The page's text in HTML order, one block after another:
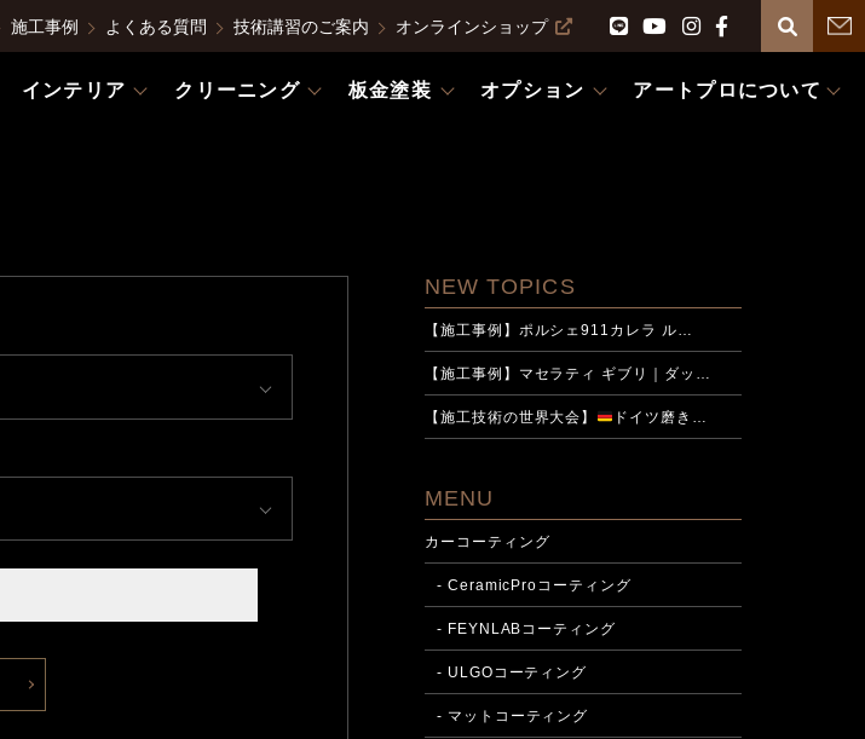
施工事例 よくある質問 技術講習のご案内 オンラインショップ
インテリア クリーニング 板金塗装 オプション アートプロについて
NEW TOPICS
【施工事例】ポルシェ911カレラ ル…
【施工事例】マセラティ ギブリ｜ダッ…
【施工技術の世界大会】 ドイツ磨き…
MENU
カーコーティング
- CeramicProコーティング
- FEYNLABコーティング
- ULGOコーティング
- マットコーティング